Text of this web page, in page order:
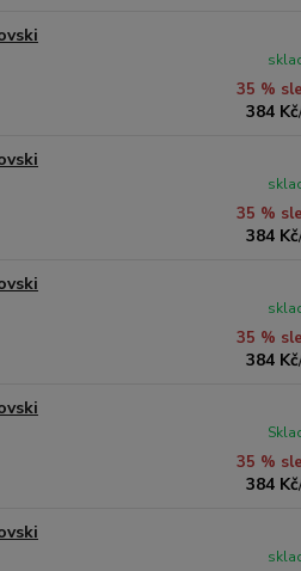
35 %
384 Kč
35 %
384 Kč
35 %
384 Kč
35 %
384 Kč